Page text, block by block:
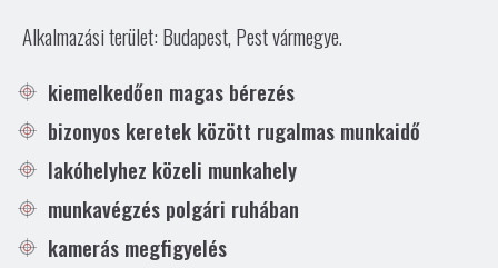
Alkalmazási terület: Budapest, Pest vármegye.
kiemelkedően magas bérezés
bizonyos keretek között rugalmas munkaidő
lakóhelyhez közeli munkahely
munkavégzés polgári ruhában
kamerás megfigyelés